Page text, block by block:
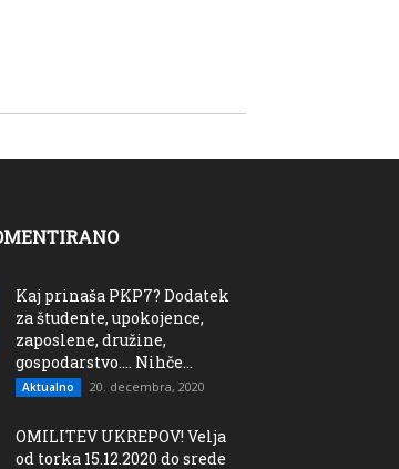
Kaj prinaša PKP7? Dodatek
za študente, upokojence,
zaposlene, družine,
gospodarstvo…. Nihče...
Aktualno 20. decembra, 2020
OMILITEV UKREPOV! Velja
od torka 15.12.2020 do srede